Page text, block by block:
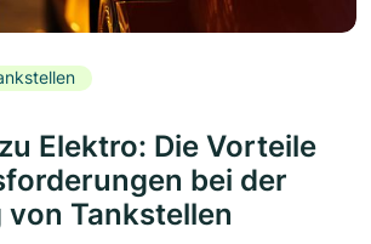
Elektro: Die Vorteile
bei der
Tankstellen